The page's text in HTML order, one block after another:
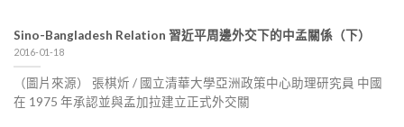
Sino-Bangladesh Relation 習近平周邊外交下的中孟關係（下）
2016-01-18
（圖片來源） 張棋炘 / 國立清華大學亞洲政策中心助理研究員 中國
在 1975 年承認並與孟加拉建立正式外交關